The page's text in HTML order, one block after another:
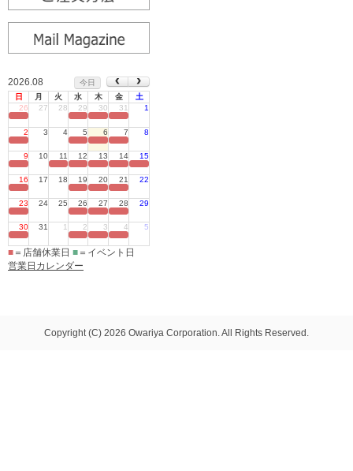
2026.08
今日
日
月 火 水 木 金
土
26
27 28 29 30 31 1
2 3 4 5 6 7 8
9 10 11 12 13 14 15
16 17 18 19 20 21 22
23 24 25 26 27 28 29
30 31 1 2 3 4 5
■ ＝店舗休業日 ■ ＝イベント日
営業日カレンダー
Copyright (C) 2026 Owariya Corporation. All Rights Reserved.